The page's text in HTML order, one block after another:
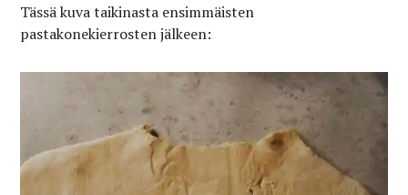
Tässä kuva taikinasta ensimmäisten
pastakonekierrosten jälkeen: